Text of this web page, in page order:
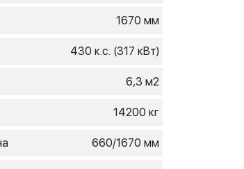
1670 мм
430 к.с. (317 кВт)
6,3 м2
14200 кг
660/1670 мм